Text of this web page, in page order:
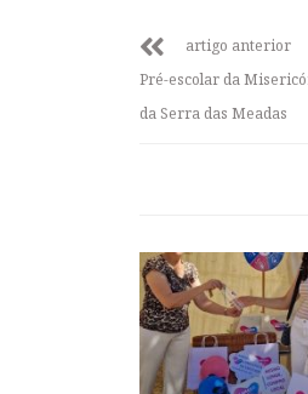
artigo anterior
Pré-escolar da
da Serra das Meadas